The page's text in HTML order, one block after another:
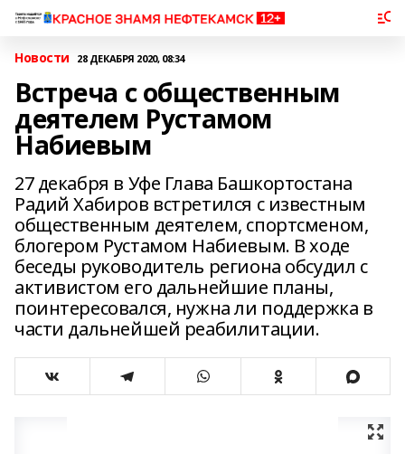
Новости 28 ДЕКАБРЯ 2020, 08:34
Встреча с общественным
деятелем Рустамом
Набиевым
27 декабря в Уфе Глава Башкортостана
Радий Хабиров встретился с известным
общественным деятелем, спортсменом,
блогером Рустамом Набиевым. В ходе
беседы руководитель региона обсудил с
активистом его дальнейшие планы,
поинтересовался, нужна ли поддержка в
части дальнейшей реабилитации.